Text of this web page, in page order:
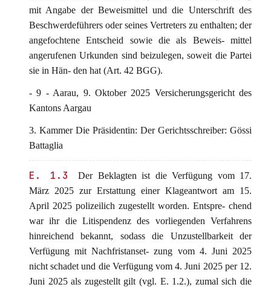
mit Angabe der Beweismittel und die Unterschrift des
Beschwerdeführers oder seines Vertreters zu enthalten; der
angefochtene Entscheid sowie die als Beweis- mittel
angerufenen Urkunden sind beizulegen, soweit die Partei
sie in Hän- den hat (Art. 42 BGG).
- 9 - Aarau, 9. Oktober 2025 Versicherungsgericht des
Kantons Aargau
3. Kammer Die Präsidentin: Der Gerichtsschreiber: Gössi
Battaglia
E. 1.3
Der Beklagten ist die Verfügung vom 17.
März 2025 zur Erstattung einer Klageantwort am 15.
April 2025 polizeilich zugestellt worden. Entspre- chend
war ihr die Litispendenz des vorliegenden Verfahrens
hinreichend bekannt, sodass die Unzustellbarkeit der
Verfügung mit Nachfristanset- zung vom 4. Juni 2025
nicht schadet und die Verfügung vom 4. Juni 2025 per 12.
Juni 2025 als zugestellt gilt (vgl. E. 1.2.), zumal sich die